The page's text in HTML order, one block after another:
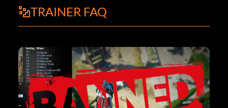
TRAINER FAQ